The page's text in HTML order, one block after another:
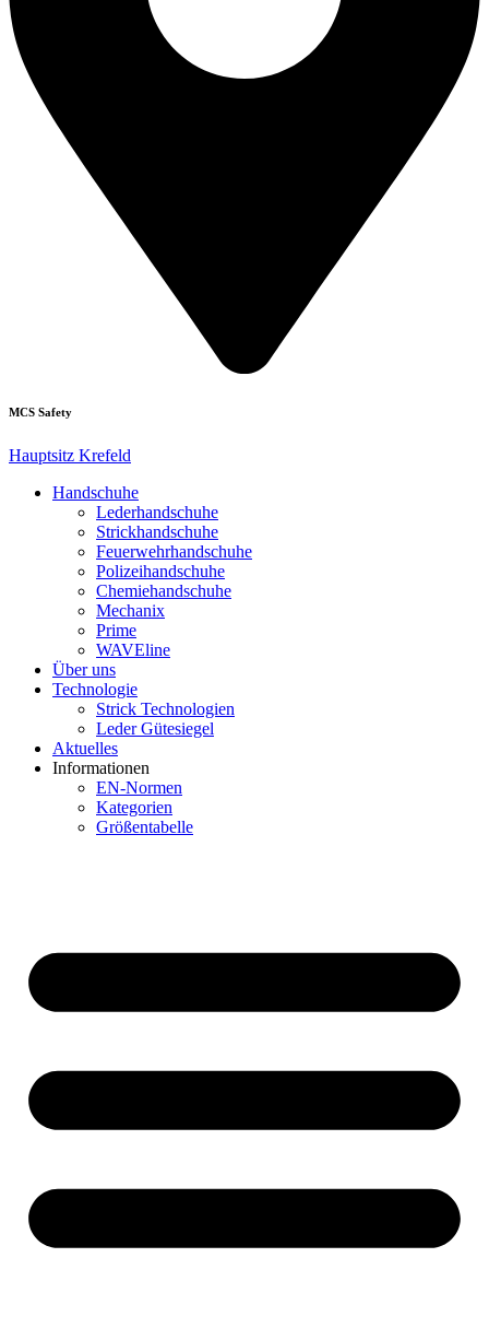
MCS Safety
Hauptsitz Krefeld
Handschuhe
Lederhandschuhe
Strickhandschuhe
Feuerwehrhandschuhe
Polizeihandschuhe
Chemiehandschuhe
Mechanix
Prime
WAVEline
Über uns
Technologie
Strick Technologien
Leder Gütesiegel
Aktuelles
Informationen
EN-Normen
Kategorien
Größentabelle